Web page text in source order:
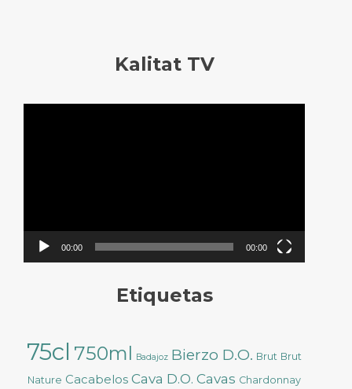
Kalitat TV
00:00 00:00
Etiquetas
75cl 750ml Badajoz Bierzo D.O. Brut Brut
Nature Cacabelos Cava D.O. Cavas Chardonnay